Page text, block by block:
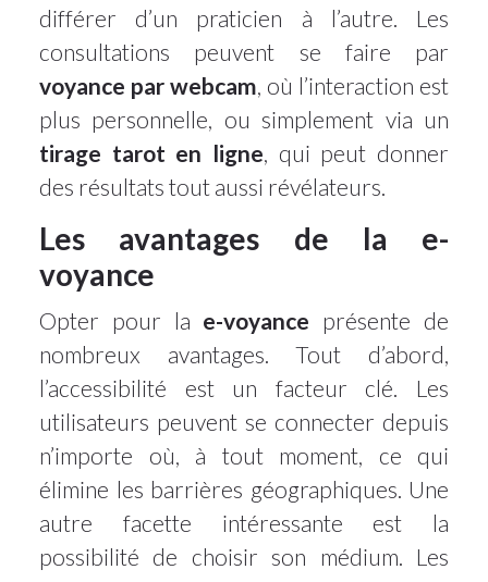
différer d’un praticien à l’autre. Les
consultations peuvent se faire par
voyance par webcam , où l’interaction est
plus personnelle, ou simplement via un
tirage tarot en ligne , qui peut donner
des résultats tout aussi révélateurs.
Les avantages de la e-
voyance
Opter pour la e-voyance présente de
nombreux avantages. Tout d’abord,
l’accessibilité est un facteur clé. Les
utilisateurs peuvent se connecter depuis
n’importe où, à tout moment, ce qui
élimine les barrières géographiques. Une
autre facette intéressante est la
possibilité de choisir son médium. Les